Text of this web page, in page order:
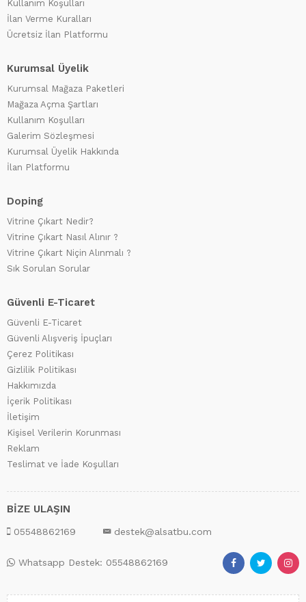
Kullanım Koşulları
İlan Verme Kuralları
Ücretsiz İlan Platformu
Kurumsal Üyelik
Kurumsal Mağaza Paketleri
Mağaza Açma Şartları
Kullanım Koşulları
Galerim Sözleşmesi
Kurumsal Üyelik Hakkında
İlan Platformu
Doping
Vitrine Çıkart Nedir?
Vitrine Çıkart Nasıl Alınır ?
Vitrine Çıkart Niçin Alınmalı ?
Sık Sorulan Sorular
Güvenli E-Ticaret
Güvenli E-Ticaret
Güvenli Alışveriş İpuçları
Çerez Politikası
Gizlilik Politikası
Hakkımızda
İçerik Politikası
İletişim
Kişisel Verilerin Korunması
Reklam
Teslimat ve İade Koşulları
BİZE ULAŞIN
05548862169 destek@alsatbu.com
Whatsapp Destek: 05548862169